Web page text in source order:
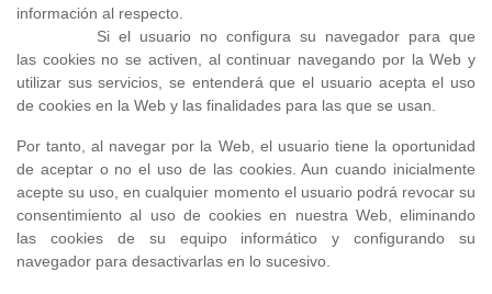
información al respecto.
Si el usuario no configura su navegador para que
las cookies no se activen, al continuar navegando por la Web y
utilizar sus servicios, se entenderá que el usuario acepta el uso
de cookies en la Web y las finalidades para las que se usan.
Por tanto, al navegar por la Web, el usuario tiene la oportunidad
de aceptar o no el uso de las cookies. Aun cuando inicialmente
acepte su uso, en cualquier momento el usuario podrá revocar su
consentimiento al uso de cookies en nuestra Web, eliminando
las cookies de su equipo informático y configurando su
navegador para desactivarlas en lo sucesivo.